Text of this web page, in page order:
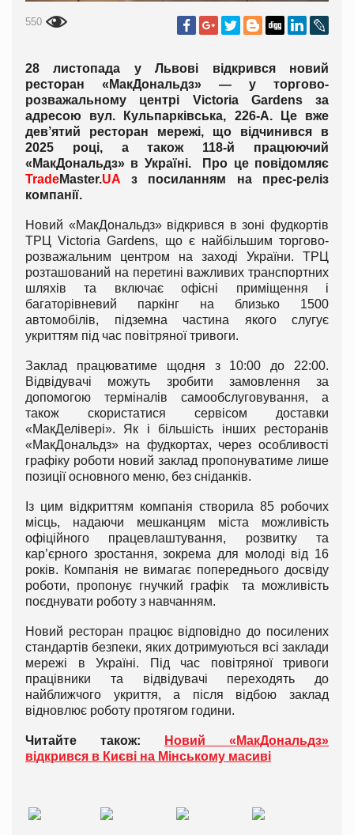
550
28 листопада у Львові відкрився новий
ресторан «МакДональдз» — у торгово-
розважальному центрі Victoria Gardens за
адресою вул. Кульпарківська, 226-А. Це вже
дев’ятий ресторан мережі, що відчинився в
2025 році, а також 118-й працюючий
«МакДональдз» в Україні. Про це повідомляє
TradeMaster.UA з посиланням на прес-реліз
компанії.
Новий «МакДональдз» відкрився в зоні фудкортів
ТРЦ Victoria Gardens, що є найбільшим торгово-
розважальним центром на заході України. ТРЦ
розташований на перетині важливих транспортних
шляхів та включає офісні приміщення і
багаторівневий паркінг на близько 1500
автомобілів, підземна частина якого слугує
укриттям під час повітряної тривоги.
Заклад працюватиме щодня з 10:00 до 22:00.
Відвідувачі можуть зробити замовлення за
допомогою терміналів самообслуговування, а
також скористатися сервісом доставки
«МакДелівері». Як і більшість інших ресторанів
«МакДональдз» на фудкортах, через особливості
графіку роботи новий заклад пропонуватиме лише
позиції основного меню, без сніданків.
Із цим відкриттям компанія створила 85 робочих
місць, надаючи мешканцям міста можливість
офіційного працевлаштування, розвитку та
кар’єрного зростання, зокрема для молоді від 16
років. Компанія не вимагає попереднього досвіду
роботи, пропонує гнучкий графік та можливість
поєднувати роботу з навчанням.
Новий ресторан працює відповідно до посилених
стандартів безпеки, яких дотримуються всі заклади
мережі в Україні. Під час повітряної тривоги
працівники та відвідувачі переходять до
найближчого укриття, а після відбою заклад
відновлює роботу протягом години.
Читайте також:
Новий «МакДональдз»
відкрився в Києві на Мінському масиві